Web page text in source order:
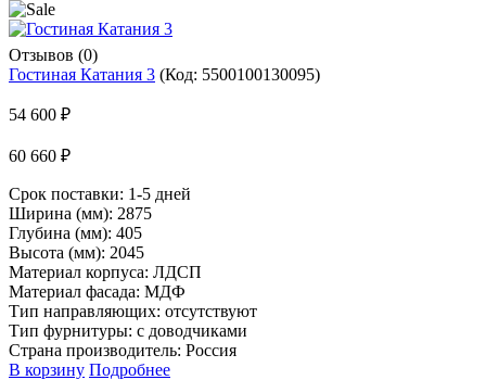
Отзывов (0)
Гостиная Катания 3 (Код: 5500100130095)
54 600 ₽
60 660 ₽
Срок поставки: 1-5 дней
Ширина (мм): 2875
Глубина (мм): 405
Высота (мм): 2045
Материал корпуса: ЛДСП
Материал фасада: МДФ
Тип направляющих: отсутствуют
Тип фурнитуры: с доводчиками
Страна производитель: Россия
В корзину Подробнее